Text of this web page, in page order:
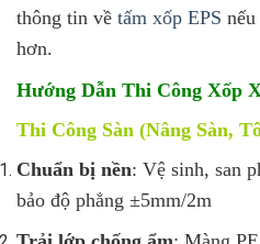
thông tin về tấm xốp EPS
hơn.
Hướng Dẫn Thi Công Xốp
Thi Công Sàn (Nâng Sàn,
Chuẩn bị nền: Vệ sinh, san
bảo độ phẳng ±5mm/2m